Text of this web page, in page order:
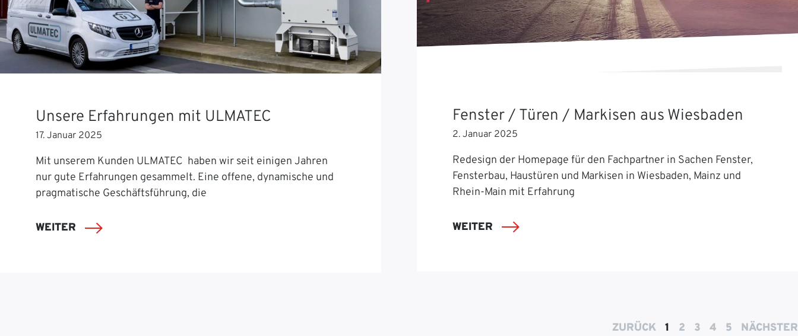
Unsere Erfahrungen mit ULMATEC
17. Januar 2025
Mit unserem Kunden ULMATEC haben wir seit einigen Jahren
nur gute Erfahrungen gesammelt. Eine offene, dynamische und
pragmatische Geschäftsführung, die
WEITER
Fenster / Türen / Markisen aus Wiesbaden
2. Januar 2025
Redesign der Homepage für den Fachpartner in Sachen Fenster,
Fensterbau, Haustüren und Markisen in Wiesbaden, Mainz und
Rhein-Main mit Erfahrung
WEITER
ZURÜCK 1 2 3 4 5 NÄCHSTER